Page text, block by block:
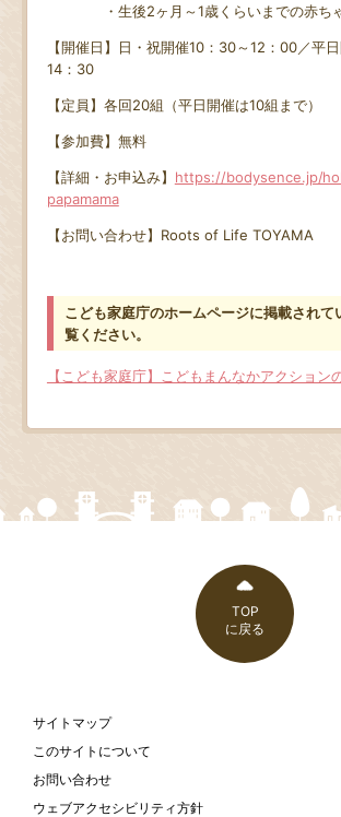
・生後2ヶ月～1歳くらいまでの赤ちゃ
【開催日】日・祝開催10：30～12：00／平
14：30
【定員】各回20組（平日開催は10組まで）
【参加費】無料
【詳細・お申込み】 https://bodysence.jp/
papamama
【お問い合わせ】Roots of Life TOYAMA
こども家庭庁のホームページに掲載されて
覧ください。
【こども家庭庁】こどもまんなかアクション
TOP
に戻る
サイトマップ
このサイトについて
お問い合わせ
ウェブアクセシビリティ方針